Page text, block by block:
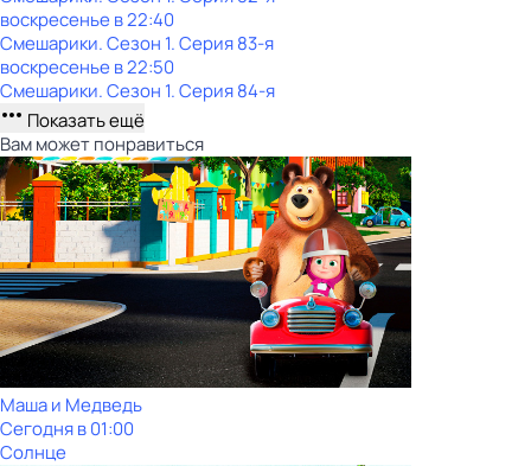
воскресенье в22:40
Смешарики. Сезон 1. Серия 83-я
воскресенье в22:50
Смешарики. Сезон 1. Серия 84-я
Показать ещё
Вам может понравиться
Маша и Медведь
Сегодня в 01:00
Солнце